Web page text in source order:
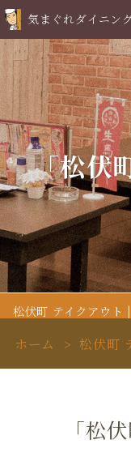
気まぐれダイニン
「松伏
松伏町 テイクアウ
ホーム 松伏町
「松